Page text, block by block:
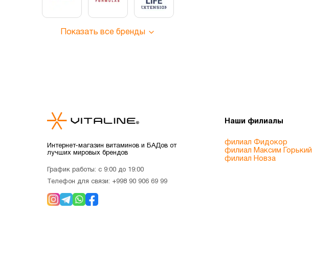
Показать все бренды
Интернет-магазин витаминов и БАДов от
лучших мировых брендов
График работы: с 9:00 до 19:00
Телефон для связи: +998 90 906 69 99
Наши филиалы
филиал Фидокор
филиал Максим Горький
филиал Новза